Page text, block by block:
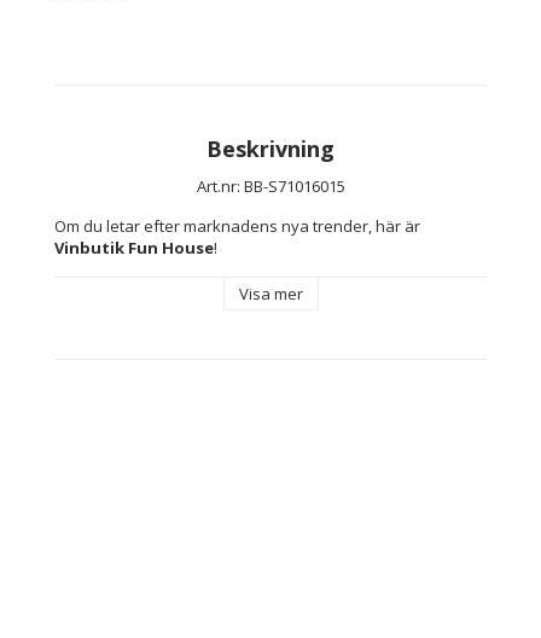
Beskrivning
Art.nr: BB-S71016015
Vinbutik Fun House!
Visa mer